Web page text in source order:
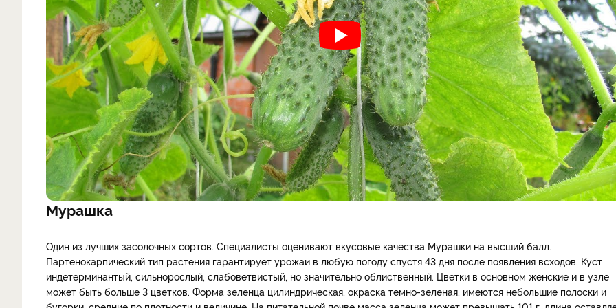
Мурашка
Один из лучших засолочных сортов. Специалисты оценивают вкусовые качества Мурашки на высший балл.
Партенокарпический тип растения гарантирует урожаи в любую погоду спустя 43 дня после появления всходов. Куст
индетерминантый, сильнорослый, слабоветвистый, но значительно облиственный. Цветки в основном женские и в узле
может быть больше 3 цветков. Форма зеленца цилиндрическая, окраска темно-зеленая, имеются небольшие полоски и